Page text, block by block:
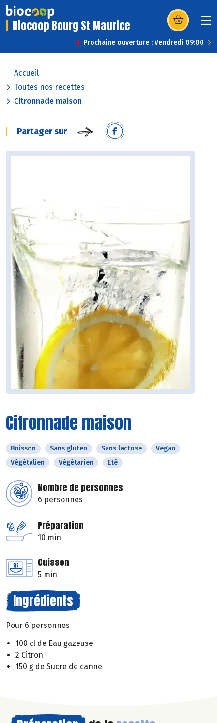
Biocoop Bourg St Maurice (s’ouvre dans
Prochaine ouverture : Vendredi 09:00
Accueil
Toutes nos recettes
Citronnade maison
Partager sur
Citronnade maison
Boisson Sans gluten Sans lactose
Vegan
Végétalien
Végétarien Eté
Nombre de personnes
6 personnes
Préparation
10 min
Cuisson
5 min
Ingrédients
Pour 6 personnes
100 cl de Eau gazeuse
2 Citron
150 g de Sucre de canne